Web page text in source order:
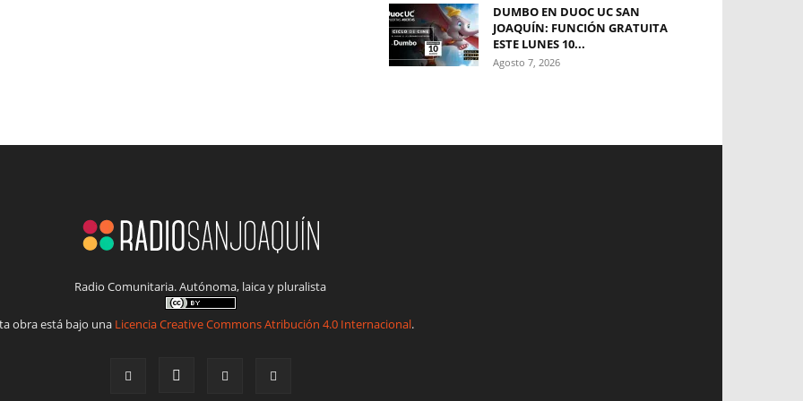
DUMBO EN DUOC UC SAN
JOAQUÍN: FUNCIÓN GRATUITA
ESTE LUNES 10...
Agosto 7, 2026
Radio Comunitaria. Autónoma, laica y pluralista
obra está bajo una Licencia Creative Commons Atribución 4.0 Internacional.